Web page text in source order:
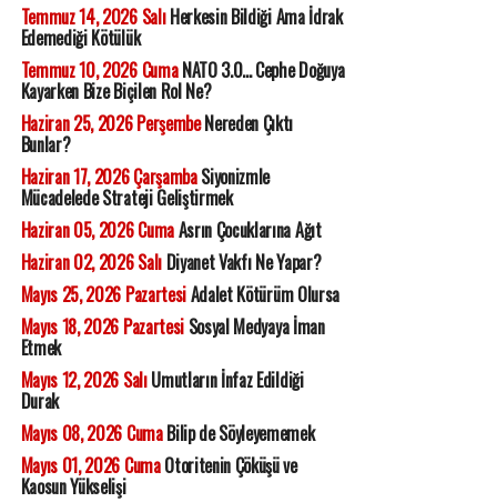
Temmuz 14, 2026 SalıHerkesin Bildiği Ama İdrak
Edemediği Kötülük
Temmuz 10, 2026 CumaNATO 3.0... Cephe Doğuya
Kayarken Bize Biçilen Rol Ne?
Haziran 25, 2026 PerşembeNereden Çıktı
Bunlar?
Haziran 17, 2026 ÇarşambaSiyonizmle
Mücadelede Strateji Geliştirmek
Haziran 05, 2026 CumaAsrın Çocuklarına Ağıt
Haziran 02, 2026 SalıDiyanet Vakfı Ne Yapar?
Mayıs 25, 2026 PazartesiAdalet Kötürüm Olursa
Mayıs 18, 2026 PazartesiSosyal Medyaya İman
Etmek
Mayıs 12, 2026 SalıUmutların İnfaz Edildiği
Durak
Mayıs 08, 2026 CumaBilip de Söyleyememek
Mayıs 01, 2026 CumaOtoritenin Çöküşü ve
Kaosun Yükselişi